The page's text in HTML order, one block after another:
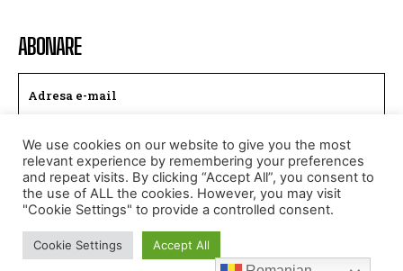
ABONARE
TRIMITE
Am citit si accept Politica de confidentialitate.
© Toate drepturile rezervate CALEAEUROPEANA.RO
We use cookies on our website to give you the most
relevant experience by remembering your preferences
and repeat visits. By clicking “Accept All”, you consent to
the use of ALL the cookies. However, you may visit
"Cookie Settings" to provide a controlled consent.
Cookie Settings Accept All